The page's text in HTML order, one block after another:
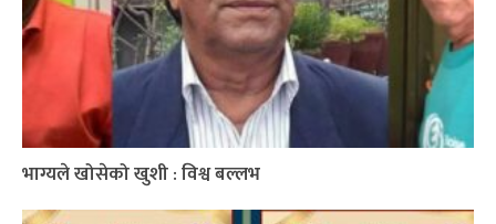
भाग्यले खोसेको खुशी : विश्व बल्लभ